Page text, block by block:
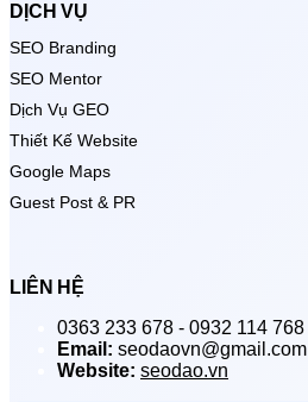
DỊCH VỤ
SEO Branding
SEO Mentor
Dịch Vụ GEO
Thiết Kế Website
Google Maps
Guest Post & PR
LIÊN HỆ
0363 233 678 - 0932 114 768
Email: seodaovn@gmail.com
Website: seodao.vn